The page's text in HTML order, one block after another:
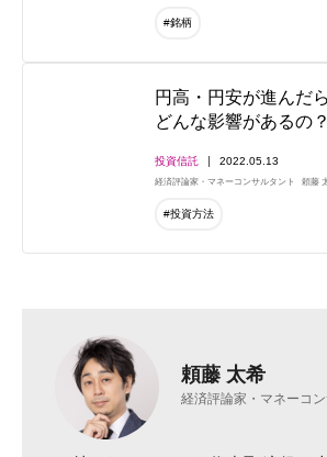
#銘柄
円高・円安が進んだ
どんな影響があるの？
投資信託 2022.05.13
経済評論家・マネーコンサルタント 頼藤
#投資方法
頼藤 太希
経済評論家・マネーコ